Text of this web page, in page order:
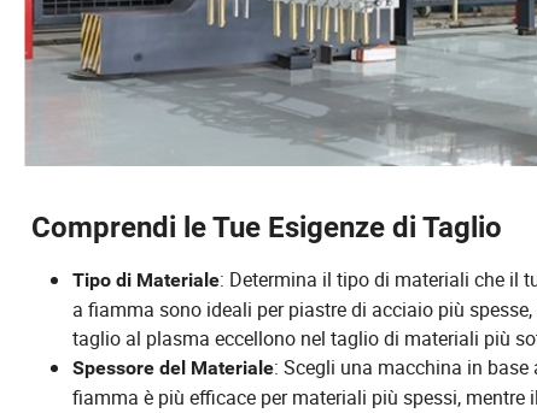
Comprendi le Tue Esigenze di Taglio
Tipo di Materiale: Determina il tipo di materiali che il
a fiamma sono ideali per piastre di acciaio più
taglio al plasma eccellono nel taglio di materiali più
Spessore del Materiale: Scegli una macchina in
fiamma è più efficace per materiali più spessi,